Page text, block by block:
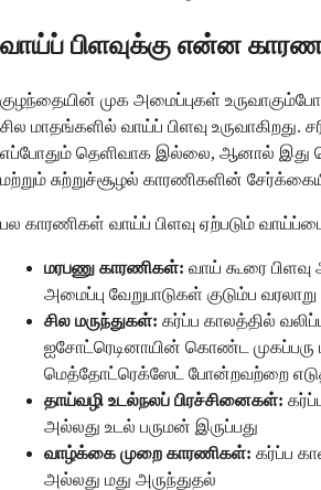
வாய்ப் பிளவுக்கு என்ன
குழந்தையின் முக அமைப்புகள்
சில மாதங்களில் வாய்ப் பிளவு உருவாகிறது.
எப்போதும் தெளிவாக இல்லை, ஆனால் இது
மற்றும் சுற்றுச்சூழல் காரணிகளின்
பல காரணிகள் வாய்ப் பிளவு ஏற்படும்
மரபணு காரணிகள்: வாய் கூரை பிளவு
அமைப்பு வேறுபாடுகள் குடும்ப வரலாறு
சில மருந்துகள்: கர்ப்ப காலத்தில்
ஐசோட்ரெடினாயின் கொண்ட முகப்பரு
மெத்தோட்ரெக்ஸேட் போன்றவற்றை
தாய்வழி உடல்நலப் பிரச்சினைகள்:
அல்லது உடல் பருமன் இருப்பது
வாழ்க்கை முறை காரணிகள்: கர்ப்ப
அல்லது மது அருந்துதல்